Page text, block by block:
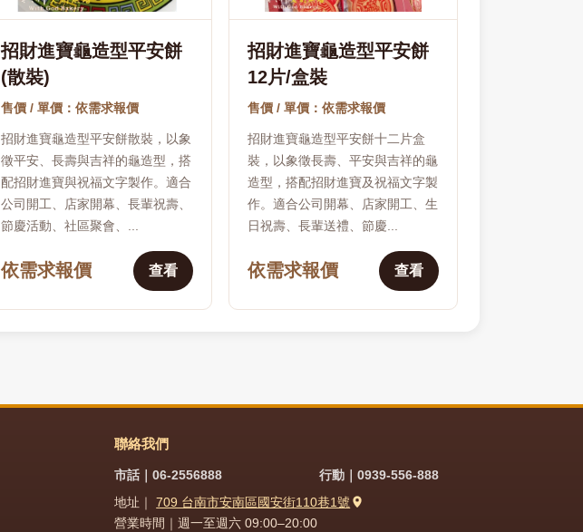
招財進寶龜造型平安餅
(散裝)
售價 / 單價：依需求報價
招財進寶龜造型平安餅散裝，以象
徵平安、長壽與吉祥的龜造型，搭
配招財進寶與祝福文字製作。適合
公司開工、店家開幕、長輩祝壽、
節慶活動、社區聚會、...
依需求報價 查看
招財進寶龜造型平安餅
12片/盒裝
售價 / 單價：依需求報價
招財進寶龜造型平安餅十二片盒
裝，以象徵長壽、平安與吉祥的龜
造型，搭配招財進寶及祝福文字製
作。適合公司開幕、店家開工、生
日祝壽、長輩送禮、節慶...
依需求報價 查看
聯絡我們
市話｜06-2556888
行動｜0939-556-888
地址｜709 台南市安南區國安街110巷1號
營業時間｜週一至週六 09:00–20:00